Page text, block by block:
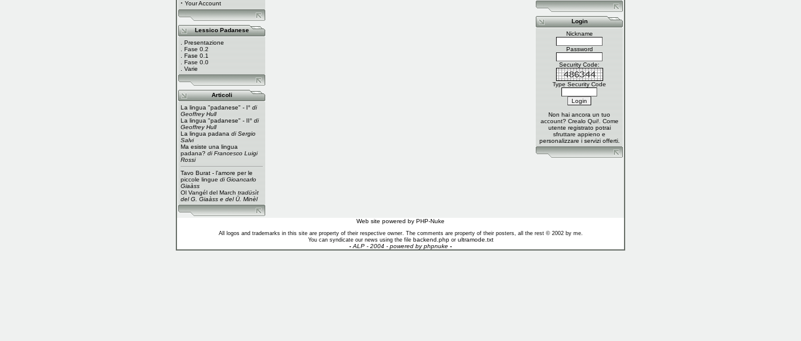
· Your Account
Lessico Padanese
.Presentazione
.Fase 0.2
.Fase 0.1
.Fase 0.0
.Varie
Articoli
La lingua "padanese" - I° di
Geoffrey Hull
La lingua "padanese" - II° di
Geoffrey Hull
La lingua padana di Sergio
Salvi
Ma esiste una lingua
padana? di Francesco Luigi
Rossi
Tavo Burat - l'amore per le
piccole linguedi Gioancarlo
Giaàss
Ol Vangél del March tradüsìt
del G. Giaàss e del Ü. Minèl
Login
Nickname
Password
Security Code:
Type Security Code
Non hai ancora un tuo
account?Crealo Qui!. Come
utente registrato potrai
sfruttare appieno e
personalizzare i servizi offerti.
Web site powered by PHP-Nuke
All logos and trademarks in this site are property of their respective owner. The comments are property of their posters, all the rest © 2002 by me.
You can syndicate our news using the file backend.phpor ultramode.txt
- ALP - 2004 - powered byphpnuke -